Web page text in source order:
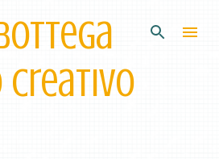
contenuti principali